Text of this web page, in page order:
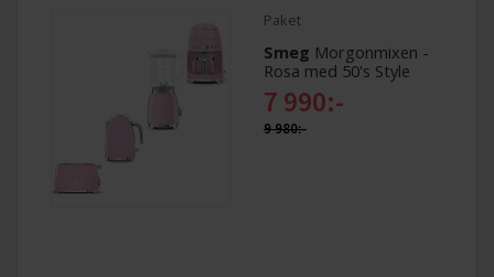
Paket
Smeg Morgonmixen -
Rosa med 50's Style
7 990:-
9 980:-